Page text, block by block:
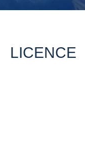
LICENCE